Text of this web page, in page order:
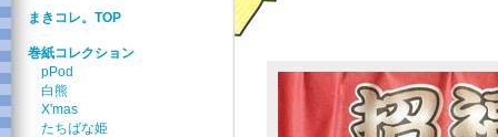
まきコレ。TOP
巻紙コレクション
pPod
白熊
X'mas
たちばな姫